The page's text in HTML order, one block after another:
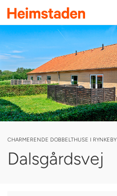
CHARMERENDE DOBBELTHUSE I RYNKEBY
Dalsgårdsvej